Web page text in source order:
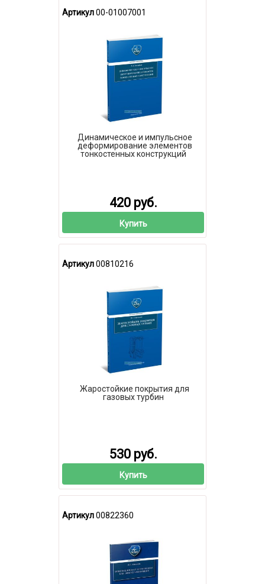
Артикул00-01007001
Динамическое и импульсное
деформирование элементов
тонкостенных конструкций
420 руб.
Купить
Артикул00810216
Жаростойкие покрытия для
газовых турбин
530 руб.
Купить
Артикул00822360